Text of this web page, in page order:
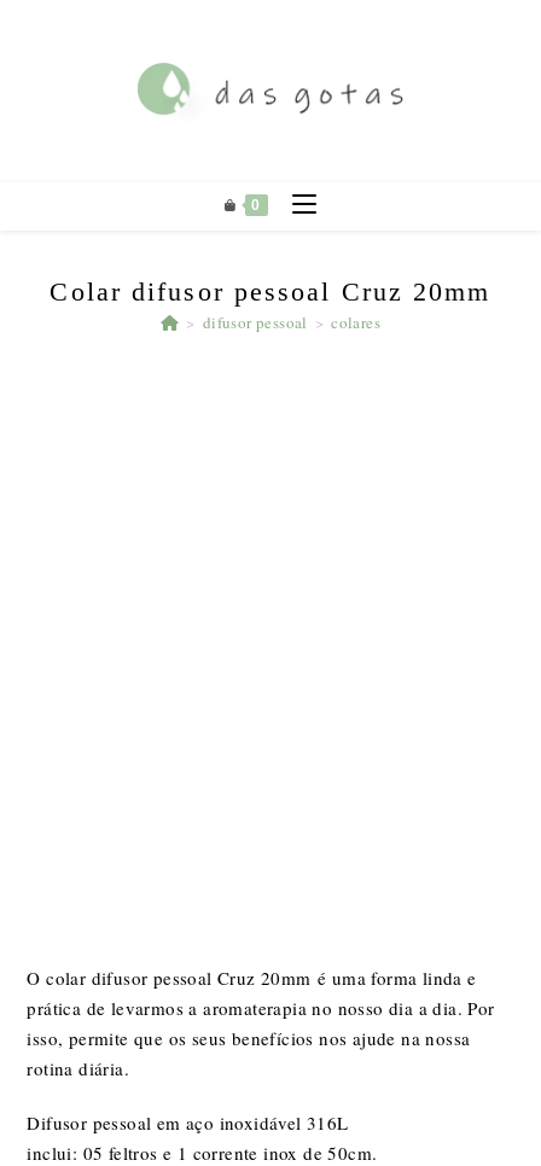
0
Colar difusor pessoal Cruz 20mm
> difusor pessoal > colares
O colar difusor pessoal Cruz 20mm é uma forma linda e
prática de levarmos a aromaterapia no nosso dia a dia. Por
isso, permite que os seus benefícios nos ajude na nossa
rotina diária.
Difusor pessoal em aço inoxidável 316L
inclui: 05 feltros e 1 corrente inox de 50cm.